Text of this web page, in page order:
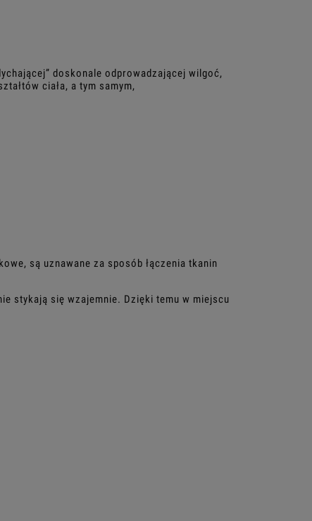
doskonale odprowadzającej wilgoć,
ciała, a tym samym,
są uznawane za sposób łączenia tkanin
stykają się wzajemnie. Dzięki temu w miejscu